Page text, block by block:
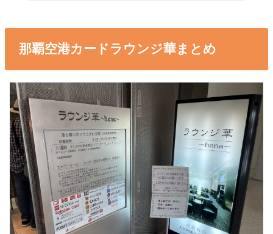
那覇空港カードラウンジ華まとめ